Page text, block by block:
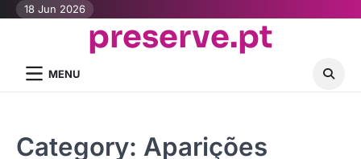
Skip18 Jun 2026
preserve.pt
MENU
Category: Aparições